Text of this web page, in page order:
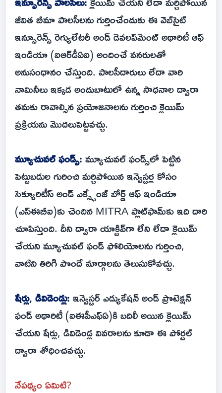
జీవిత బీమా పాలసీలను గుర్తించేందుకు ఈ వెబ్‌సైట్
ఇన్సూరెన్స్ రెగ్యులేటరీ అండ్ డెవలప్‌మెంట్ అథారిటీ ఆఫ్
ఇండియా (ఐఆర్‌డీఏఐ) అందించే వనరులతో
అనుసంధానం చేస్తుంది. పాలసీదారులు లేదా వారి
నామినీలు ఇక్కడ అందుబాటులో ఉన్న సాధనాల ద్వారా
తమకు రావాల్సిన ప్రయోజనాలను గుర్తించి క్లెయిమ్
ప్రక్రియను మొదలుపెట్టవచ్చు.
మ్యూచువల్ ఫండ్స్:మ్యూచువల్ ఫండ్స్‌లో పెట్టిన
పెట్టుబడుల గురించి మర్చిపోయిన ఇన్వెస్టర్ల కోసం
సెక్యూరిటీస్ అండ్ ఎక్స్ఛేంజ్ బోర్డ్ ఆఫ్ ఇండియా
(ఎస్ఈబీఐ)కు చెందిన MITRA ప్లాట్‌ఫామ్‌కు ఇది దారి
చూపిస్తుంది. దీని ద్వారా యాక్టివ్‌గా లేని లేదా క్లెయిమ్
చేయని మ్యూచువల్ ఫండ్ ఫోలియోలను గుర్తించి,
వాటిని తిరిగి పొందే మార్గాలను తెలుసుకోవచ్చు.
షేర్లు, డివిడెండ్లు:ఇన్వెస్టర్ ఎడ్యుకేషన్ అండ్ ప్రొటెక్షన్
ఫండ్ అథారిటీ (ఐఈపీఎఫ్ఏ)కి బదిలీ అయిన క్లెయిమ్
చేయని షేర్లు, డివిడెండ్ల వివరాలను కూడా ఈ పోర్టల్
ద్వారా శోధించవచ్చు.
నేపథ్యం ఏమిటి?